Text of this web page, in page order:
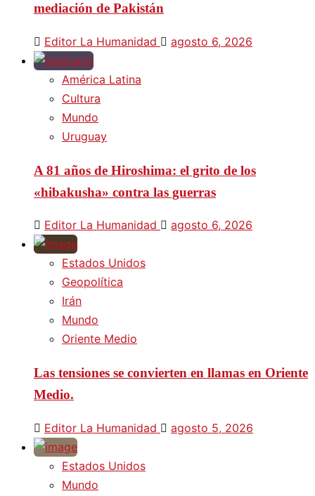
mediación de Pakistán
Editor La Humanidad agosto 6, 2026
América Latina
Cultura
Mundo
Uruguay
A 81 años de Hiroshima: el grito de los
«hibakusha» contra las guerras
Editor La Humanidad agosto 6, 2026
Estados Unidos
Geopolítica
Irán
Mundo
Oriente Medio
Las tensiones se convierten en llamas en Oriente
Medio.
Editor La Humanidad agosto 5, 2026
Estados Unidos
Mundo